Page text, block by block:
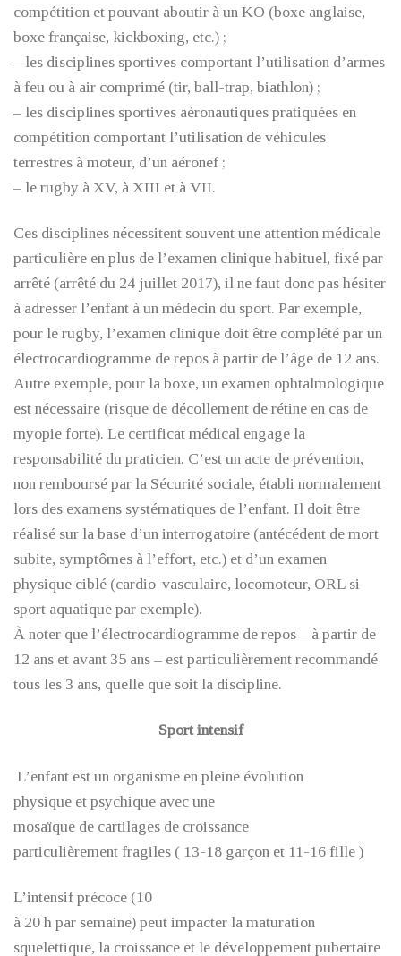
compétition et pouvant aboutir à un KO (boxe anglaise,
boxe française, kickboxing, etc.) ;
– les disciplines sportives comportant l’utilisation d’armes
à feu ou à air comprimé (tir, ball-trap, biathlon) ;
– les disciplines sportives aéronautiques pratiquées en
compétition comportant l’utilisation de véhicules
terrestres à moteur, d’un aéronef ;
– le rugby à XV, à XIII et à VII.
Ces disciplines nécessitent souvent une attention médicale
particulière en plus de l’examen clinique habituel, fixé par
arrêté (arrêté du 24 juillet 2017), il ne faut donc pas hésiter
à adresser l’enfant à un médecin du sport. Par exemple,
pour le rugby, l’examen clinique doit être complété par un
électrocardiogramme de repos à partir de l’âge de 12 ans.
Autre exemple, pour la boxe, un examen ophtalmologique
est nécessaire (risque de décollement de rétine en cas de
myopie forte). Le certificat médical engage la
responsabilité du praticien. C’est un acte de prévention,
non remboursé par la Sécurité sociale, établi normalement
lors des examens systématiques de l’enfant. Il doit être
réalisé sur la base d’un interrogatoire (antécédent de mort
subite, symptômes à l’effort, etc.) et d’un examen
physique ciblé (cardio-vasculaire, locomoteur, ORL si
sport aquatique par exemple).
À noter que l’électrocardiogramme de repos – à partir de
12 ans et avant 35 ans – est particulièrement recommandé
tous les 3 ans, quelle que soit la discipline.
Sport intensif
L’enfant est un organisme en pleine évolution
physique et psychique avec une
mosaïque de cartilages de croissance
particulièrement fragiles ( 13-18 garçon et 11-16 fille )
L’intensif précoce (10
à 20 h par semaine) peut impacter la maturation
squelettique, la croissance et le développement pubertaire